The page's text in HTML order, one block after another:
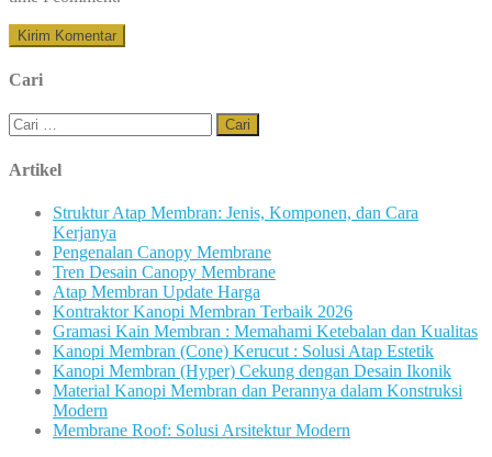
Cari
Cari
untuk:
Artikel
Struktur Atap Membran: Jenis, Komponen, dan Cara
Kerjanya
Pengenalan Canopy Membrane
Tren Desain Canopy Membrane
Atap Membran Update Harga
Kontraktor Kanopi Membran Terbaik 2026
Gramasi Kain Membran : Memahami Ketebalan dan Kualitas
Kanopi Membran (Cone) Kerucut : Solusi Atap Estetik
Kanopi Membran (Hyper) Cekung dengan Desain Ikonik
Material Kanopi Membran dan Perannya dalam Konstruksi
Modern
Membrane Roof: Solusi Arsitektur Modern